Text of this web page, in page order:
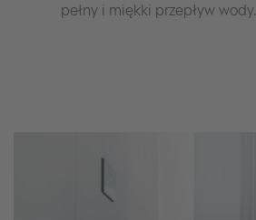
pełny i miękki przepływ wody.